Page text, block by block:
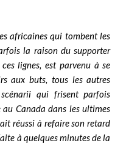
africaines qui tombent les
la raison du supporter
lignes, est parvenu à se
aux buts, tous les autres
qui frisent parfois
Canada dans les ultimes
réussi à refaire son retard
à quelques minutes de la